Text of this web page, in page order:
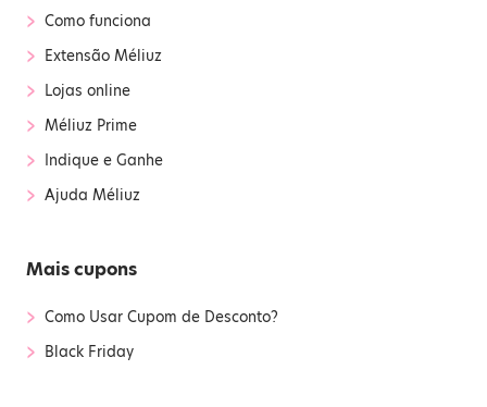
› Como funciona
› Extensão Méliuz
› Lojas online
› Méliuz Prime
› Indique e Ganhe
› Ajuda Méliuz
Mais cupons
› Como Usar Cupom de Desconto?
› Black Friday